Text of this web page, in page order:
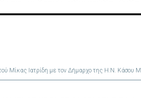
Μίκας Ιατρίδη με τον Δήμαρχο της Η.Ν. Κάσου